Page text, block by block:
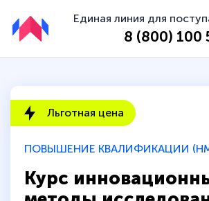
Единая линия для
8 (800) 100
ПОВЫШЕНИЕ КВАЛИФИКАЦИИ
Курс
Льготная цена